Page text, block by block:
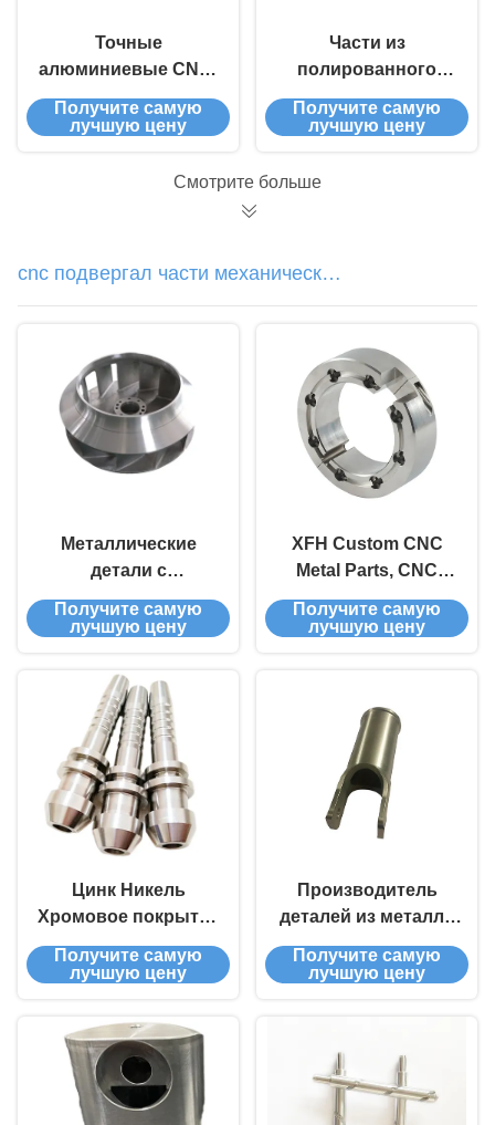
Точные
алюминиевые CNC-
детали Сплошная
толерантность
Получите самую
лучшую цену
Части из
полированного
алюминия с
анодированным
Получите самую
лучшую цену
Смотрите больше
cnc подвергал части механической
обработке металла
Металлические
детали с
прецизионной
станковой
возможностью
обработки / гладкой
поверхностью
Получите самую
лучшую цену
XFH Custom CNC
Metal Parts, CNC
Machining Steel Parts
With 0.1 Surface
детали на заказ с
помощью ЦНК,
стальные детали с
обработкой с
помощью ЦНК с
поверхностной
Получите самую
лучшую цену
Цинк Никель
Хромовое покрытие
CNC Металлические
детали
- 0,1 Поверхностная
отделка
Получите самую
лучшую цену
Производитель
деталей из металла
с ультрагладкой
отделкой
Получите самую
лучшую цену